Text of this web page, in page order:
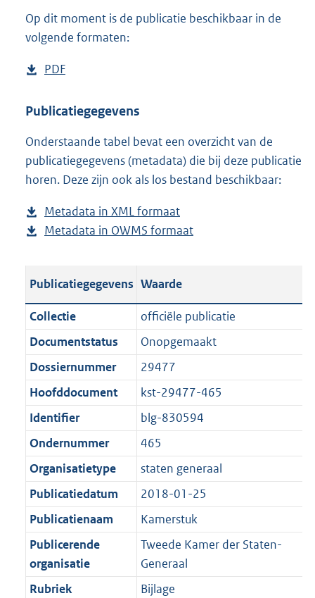
Op dit moment is de publicatie beschikbaar in de
volgende formaten:
D
w
l
o
a
p
u
l
c
t
i
e
n
f
o
r
m
a
a
t
PDF
s
a
n
d
g
r
o
t
:
3
,
5
M
b
Publicatiegegevens
Onderstaande tabel bevat een overzicht van de
publicatiegegevens (metadata) die bij deze publicatie
horen. Deze zijn ook als los bestand beschikbaar:
Metadata in XML formaat
e
a
n
d
s
r
o
o
t
e
1
K
b
Metadata in OWMS formaat
a
n
d
g
r
o
t
t
e
:
1
K
b
Publicatiegegevens Waarde
Collectie
officiële publicatie
Documentstatus
Onopgemaakt
Dossiernummer
29477
Hoofddocument
kst-29477-465
Identifier
blg-830594
Ondernummer
465
Organisatietype
staten generaal
Publicatiedatum
2018-01-25
Publicatienaam
Kamerstuk
Publicerende
organisatie
Tweede Kamer der Staten-
Generaal
Rubriek
Bijlage